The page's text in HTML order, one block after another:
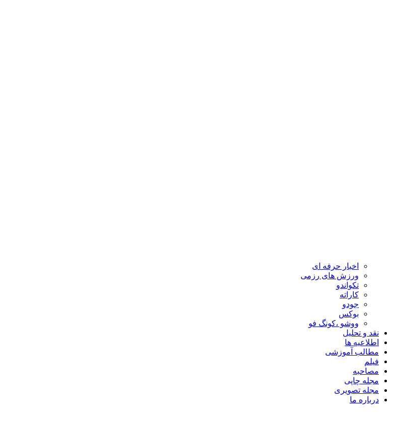
اخبار حرفه ای
ورزش های رزمی
تکواندو
کاراته
جودو
بوکس
ووشو ،کونگ فو
نقد و تحلیل
اطلاعیه ها
مطالب آموزشی
فیلم
مصاحبه
مجله چاپی
مجله تصویری
درباره ما